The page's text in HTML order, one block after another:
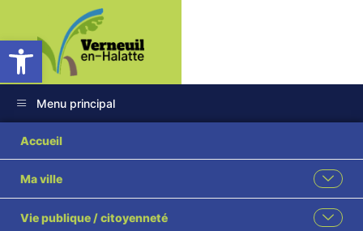
Ouvrir la barre d’outils
Menu principal
Accueil
Ma ville
Vie publique / citoyenneté
Page d’exemple